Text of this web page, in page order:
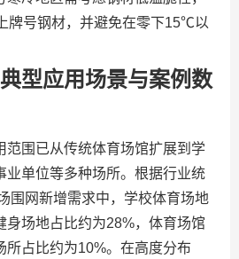
牌号钢材，并避免在零下15℃以
型应用场景与案例数
范围已从传统体育场馆扩展到学
业单位等多种场所。根据行业统
围网新增需求中，学校体育场地
身场地占比约为28%，体育场馆
所占比约为10%。在高度分布